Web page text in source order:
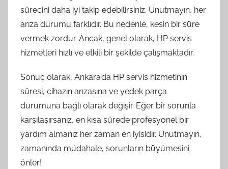
sürecini daha iyi takip edebilirsiniz. Unutmayın, her
arıza durumu farklıdır. Bu nedenle, kesin bir süre
vermek zordur. Ancak, genel olarak, HP servis
hizmetleri hızlı ve etkili bir şekilde çalışmaktadır.
Sonuç olarak, Ankara’da HP servis hizmetinin
süresi, cihazın arızasına ve yedek parça
durumuna bağlı olarak değişir. Eğer bir sorunla
karşılaşırsanız, en kısa sürede profesyonel bir
yardım almanız her zaman en iyisidir. Unutmayın,
zamanında müdahale, sorunların büyümesini
önler!